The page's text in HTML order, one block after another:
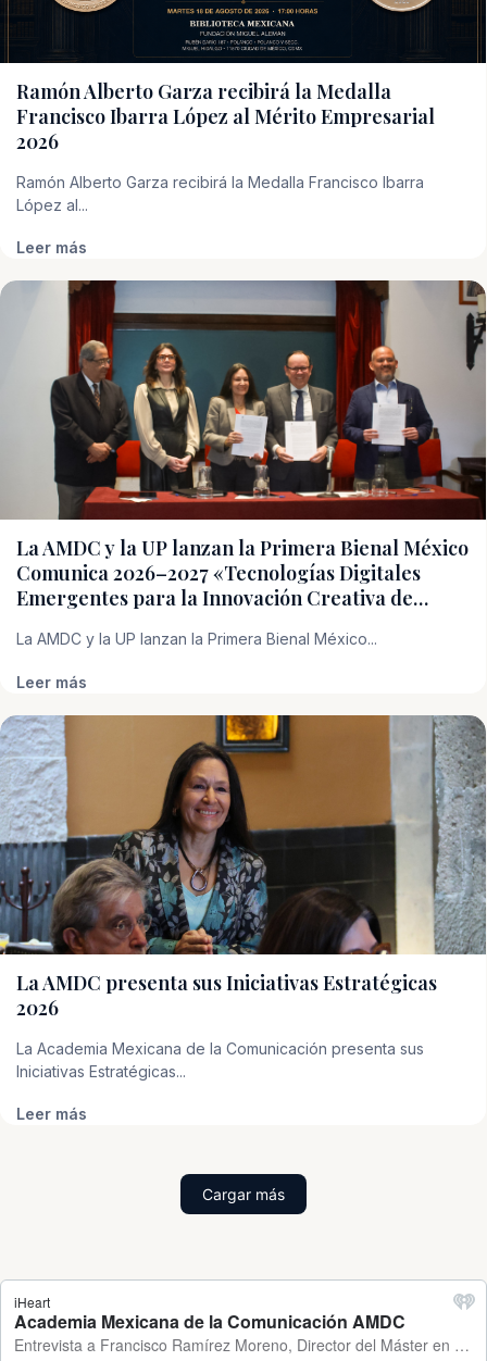
Ramón Alberto Garza recibirá la Medalla
Francisco Ibarra López al Mérito Empresarial
2026
Ramón Alberto Garza recibirá la Medalla Francisco Ibarra
López al...
Leer más
La AMDC y la UP lanzan la Primera Bienal México
Comunica 2026–2027 «Tecnologías Digitales
Emergentes para la Innovación Creativa de…
La AMDC y la UP lanzan la Primera Bienal México...
Leer más
La AMDC presenta sus Iniciativas Estratégicas
2026
La Academia Mexicana de la Comunicación presenta sus
Iniciativas Estratégicas...
Leer más
Cargar más